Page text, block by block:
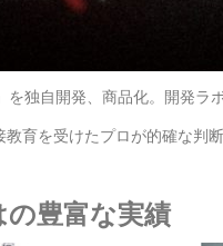
を独自開発、商品化。開発ラ
育を受けたプロが的確な判
豊富な実績